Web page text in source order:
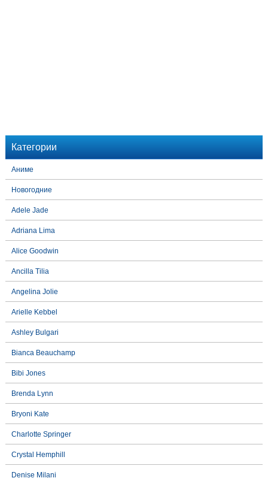
Категории
Аниме
Новогодние
Adele Jade
Adriana Lima
Alice Goodwin
Ancilla Tilia
Angelina Jolie
Arielle Kebbel
Ashley Bulgari
Bianca Beauchamp
Bibi Jones
Brenda Lynn
Bryoni Kate
Charlotte Springer
Crystal Hemphill
Denise Milani